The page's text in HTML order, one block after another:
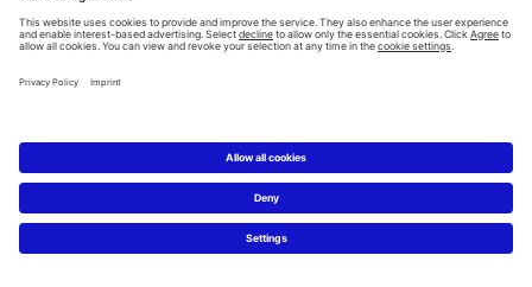
Facebook
Instagram
Pinterest
Blog
Flickr
Copyright © 2026 Duravit AG
Imprint|Polityka prywatności|Ustawienia plików cookie